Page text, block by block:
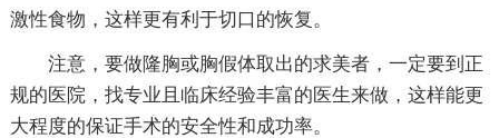
激性食物，这样更有利于切口的恢复。
注意，要做隆胸或胸假体取出的求美者，一定要到正
规的医院，找专业且临床经验丰富的医生来做，这样能更
大程度的保证手术的安全性和成功率。